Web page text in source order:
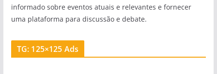
informado sobre eventos atuais e relevantes e fornecer
uma plataforma para discussão e debate.
TG: 125×125 Ads